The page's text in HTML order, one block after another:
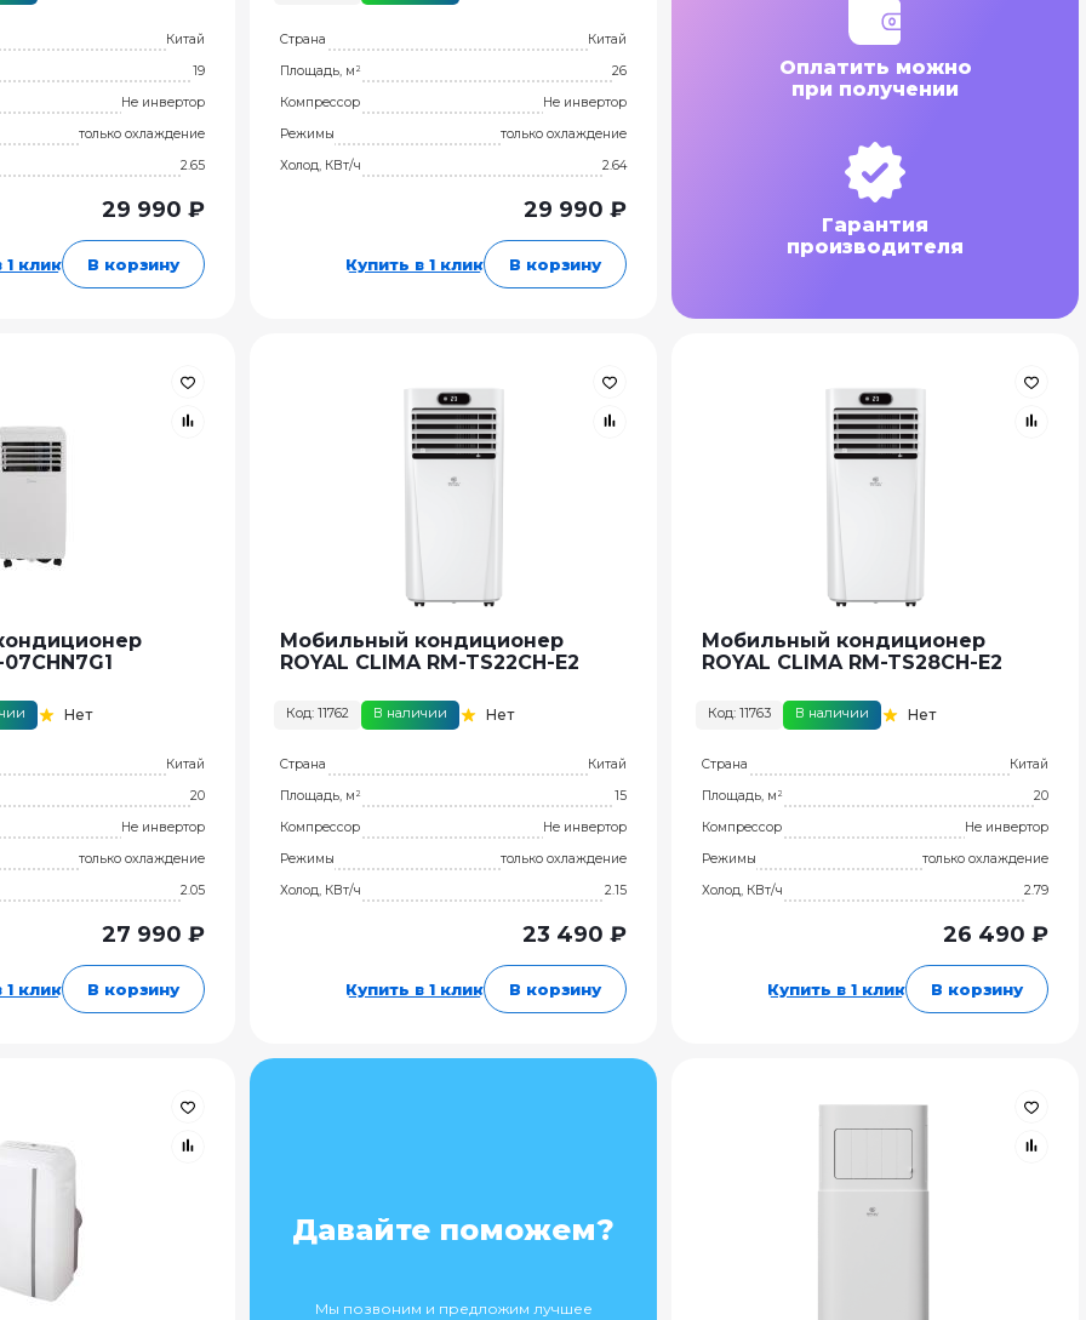
Китай
19
Не инвертор
только охлаждение
2.65
29 990 ₽
1 клик В корзину
Страна
Китай
Площадь, м²
26
Компрессор
Не инвертор
Режимы
только охлаждение
Холод, КВт/ч
2.64
29 990 ₽
Купить в 1 клик В корзину
Оплатить можно
при получении
Гарантия
производителя
Нет
Китай
20
Не инвертор
только охлаждение
2.05
27 990 ₽
1 клик В корзину
Мобильный кондиционер
ROYAL CLIMA RM-TS22CH-E2
Код: 11762 В наличии Нет
Страна
Китай
Площадь, м²
15
Компрессор
Не инвертор
Режимы
только охлаждение
Холод, КВт/ч
2.15
23 490 ₽
Купить в 1 клик В корзину
Мобильный кондиционер
ROYAL CLIMA RM-TS28CH-E2
Код: 11763 В наличии Нет
Страна
Китай
Площадь, м²
20
Компрессор
Не инвертор
Режимы
только охлаждение
Холод, КВт/ч
2.79
26 490 ₽
Купить в 1 клик В корзину
Давайте поможем?
Мы позвоним и предложим лучшее